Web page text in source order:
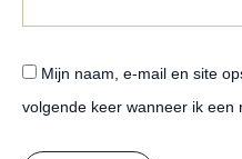
Mijn naam, e-mail en site
volgende keer wanneer ik een